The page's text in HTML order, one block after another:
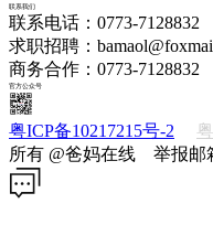
联系我们
联系电话：0773-7128832
求职招聘：
商务合作：0773-7128832
官方公众号
粤ICP备10217215号-2
所有 @爸妈在线 举报邮